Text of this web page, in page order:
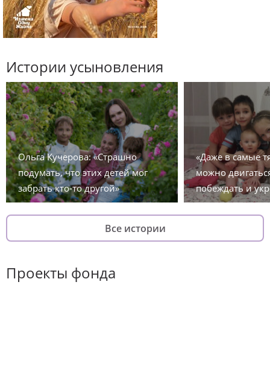
Истории усыновления
Ольга Кучерова: «Страшно
подумать, что этих детей мог
забрать кто-то другой»
«Даже в самые
можно
побеждать и
Все истории
Проекты фонда